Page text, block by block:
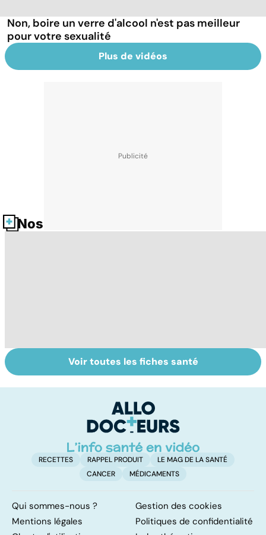
Non, boire un verre d'alcool n'est pas meilleur
pour votre sexualité
Plus de vidéos
Nos fiches santé
Tout savoir sur le
cerveau
Staphylocoque
doré : une
surveillance
Voir toutes les fiches santé
RECETTES RAPPEL PRODUIT
LE MAG DE LA SANTÉ
CANCER
MÉDICAMENTS
Qui sommes-nous ?
Gestion des cookies
Mentions légales
Politiques de confidentialité